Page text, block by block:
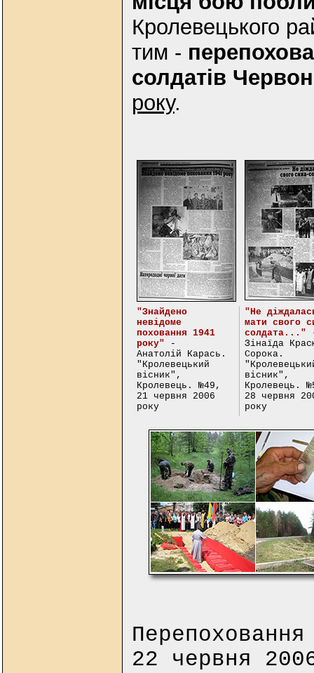
Кролевецького
тим -
солдатів
року.
"Знайдено
невідоме
поховання 1941
року" -
Анатолій Карась.
"Кролевецький
вісник",
Кролевець. №49,
21 червня 2006
року
"Не
мати свого
солдата..."
Зінаїда
Сорока.
вісник",
Кролевець.
28 червня
року
22 червня